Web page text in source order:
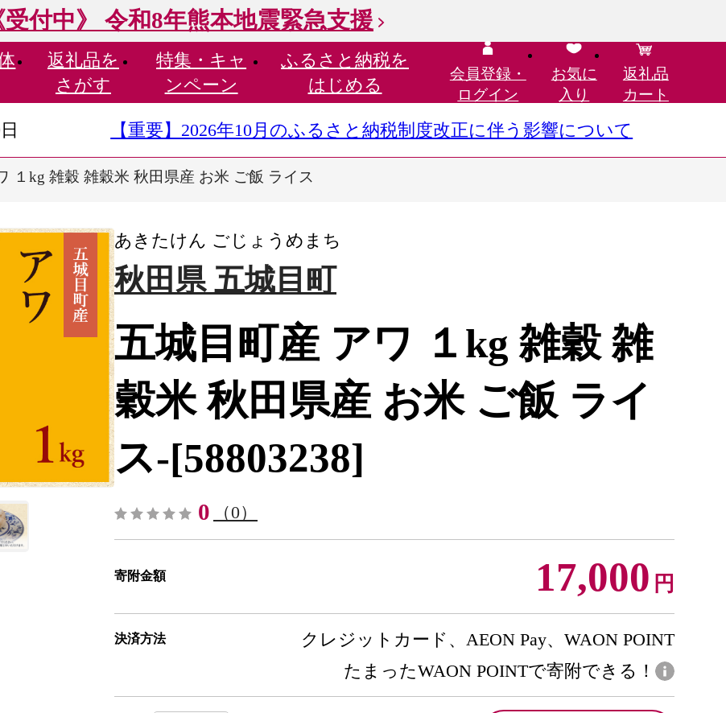
受付中》 令和8年熊本地震緊急支援
返礼品を
さがす
特集・ キャ
ンペーン
ふるさと納税を
はじめる
会員登録・
ログイン
お気に
入り
返礼品
カート
【重要】2026年10月のふるさと納税制度改正に伴う影響について
１kg 雑穀 雑穀米 秋田県産 お米 ご飯 ライス
あきたけん ごじょうめまち
秋田県 五城目町
五城目町産 アワ １kg 雑穀 雑
穀米 秋田県産 お米 ご飯 ライ
ス-[58803238]
0 （0）
寄附金額 17,000 円
決済方法
クレジットカード、AEON Pay、WAON POINT
たまったWAON POINTで寄附できる！